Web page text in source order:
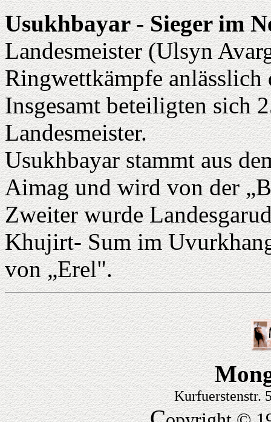
Usukhbayar - Sieger im
Landesmeister (Ulsyn
Ringwettkämpfe anlässlich
Insgesamt beteiligten sich
Landesmeister.
Usukhbayar stammt aus
Aimag und wird von der
Zweiter wurde
Khujirt- Sum im
von „Erel".
Kurfuerstenstr.